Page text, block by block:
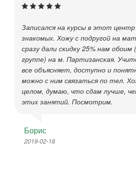
Записался на курсы в этот
знакомых. Хожу с подругой на
сразу дали скидку 25% нам обоим
группе) на м. Партизанская.
все объясняет, доступно и
можно с ним связаться по тел.
целом, думаю, что сдам лучше,
этих занятий. Посмотрим.
Борис
2019-02-18